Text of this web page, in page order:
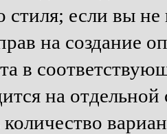
стиля; если вы
на создание
в
на
количество